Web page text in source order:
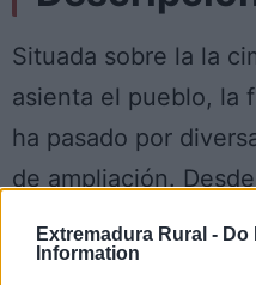
Extremadura Rural - Do
Information
Situada sobre la la
asienta el pueblo, la
ha pasado por
de ampliación.
militar, los
a los romanos al